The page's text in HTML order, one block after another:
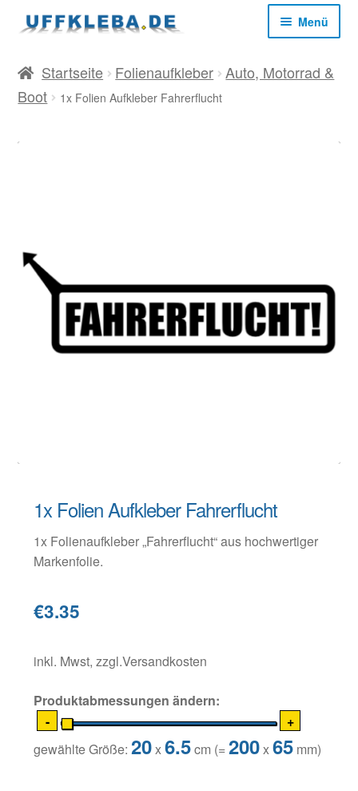
Zur
Navigation
Zum
Inhalt
Menü
Start
Kasse
Mein Konto
Versandkosten
Startseite Folienaufkleber
Auto, Motorrad &
Boot
1x Folien Aufkleber Fahrerflucht
1x Folien Aufkleber Fahrerflucht
1x Folienaufkleber „Fahrerflucht“ aus hochwertiger
Markenfolie.
€3.35
inkl. Mwst, zzgl.Versandkosten
Produktabmessungen ändern:
-
+
gewählte Größe:20x6.5cm (=200x65 mm)